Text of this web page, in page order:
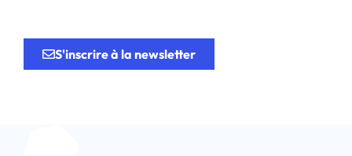
S'inscrire à la newsletter